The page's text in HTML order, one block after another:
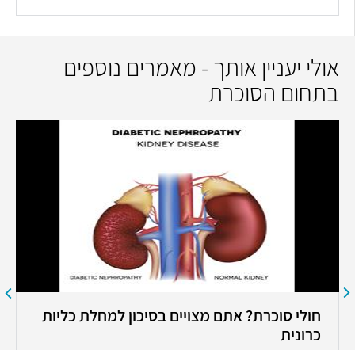
אולי יעניין אותך - מאמרים נוספים
בתחום הסוכרת
חולי סוכרת? אתם מצויים בסיכון למחלת כליות
כרונית